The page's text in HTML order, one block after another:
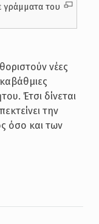
γράμματα του
νέες
Έτσι δίνεται
την
όσο και των